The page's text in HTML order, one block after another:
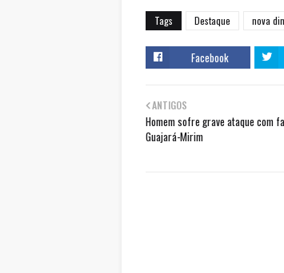
Tags Destaque nova
Facebook
ANTIGOS
Homem sofre grave ataque com
Guajará-Mirim